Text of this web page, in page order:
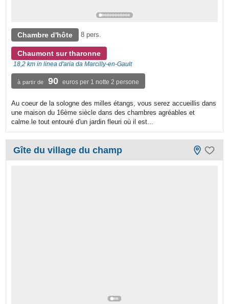
Chambre d'hôte 8 pers.
Chaumont sur tharonne
18,2 km in linea d'aria da Marcilly-en-Gault
à partir de 90 euros per 1 notte 2 persone
Au coeur de la sologne des milles étangs, vous serez accueillis dans
une maison du 16ème siècle dans des chambres agréables et
calme.le tout entouré d'un jardin fleuri où il est...
Gîte du village du champ